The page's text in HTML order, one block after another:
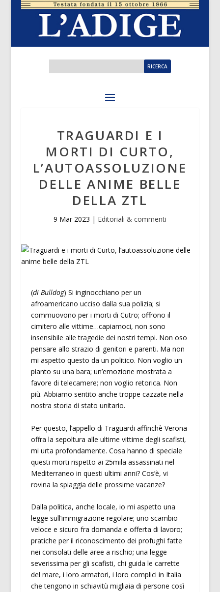
TRAGUARDI E I
MORTI DI CURTO,
L’AUTOASSOLUZIONE
DELLE ANIME BELLE
DELLA ZTL
9 Mar 2023 | Editoriali & commenti
(di Bulldog) Si inginocchiano per un
afroamericano ucciso dalla sua polizia; si
commuovono per i morti di Cutro; offrono il
cimitero alle vittime…capiamoci, non sono
insensibile alle tragedie dei nostri tempi. Non oso
pensare allo strazio di genitori e parenti. Ma non
mi aspetto questo da un politico. Non voglio un
pianto su una bara; un’emozione mostrata a
favore di telecamere; non voglio retorica. Non
più. Abbiamo sentito anche troppe cazzate nella
nostra storia di stato unitario.
Per questo, l’appello di Traguardi affinchè Verona
offra la sepoltura alle ultime vittime degli scafisti,
mi urta profondamente. Cosa hanno di speciale
questi morti rispetto ai 25mila assassinati nel
Mediterraneo in questi ultimi anni? Cos’è, vi
rovina la spiaggia delle prossime vacanze?
Dalla politica, anche locale, io mi aspetto una
legge sull’immigrazione regolare; uno scambio
veloce e sicuro fra domanda e offerta di lavoro;
pratiche per il riconoscimento dei profughi fatte
nei consolati delle aree a rischio; una legge
severissima per gli scafisti, chi guida le carrette
del mare, i loro armatori, i loro complici in Italia
che tengono in schiavitù migliaia di persone così